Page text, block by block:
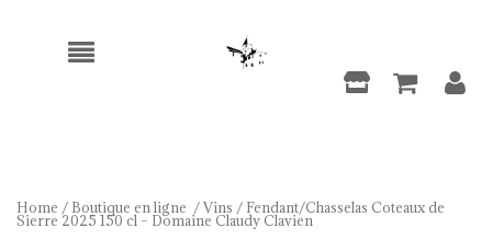
Home / Boutique en ligne /Vins / Fendant/Chasselas Coteaux de
Sierre 2025 150 cl – Domaine Claudy Clavien